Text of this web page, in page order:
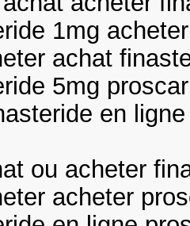
1mg
achat
5mg
en
ou acheter
acheter